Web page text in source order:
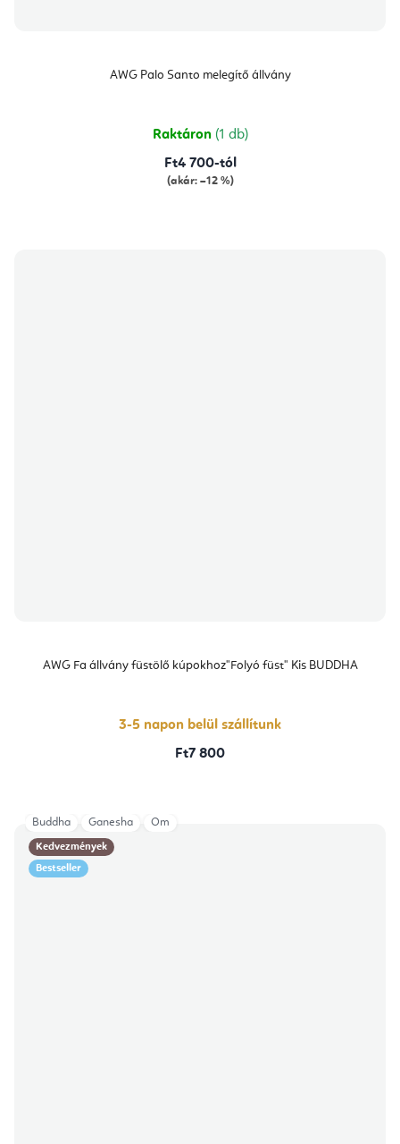
AWG Palo Santo melegítő állvány
Raktáron (1 db)
Ft4 700-tól
(akár: –12 %)
AWG Fa állvány füstölő kúpokhoz"Folyó füst" Kis BUDDHA
3-5 napon belül szállítunk
Ft7 800
Kedvezmények
Bestseller
Buddha Ganesha Om